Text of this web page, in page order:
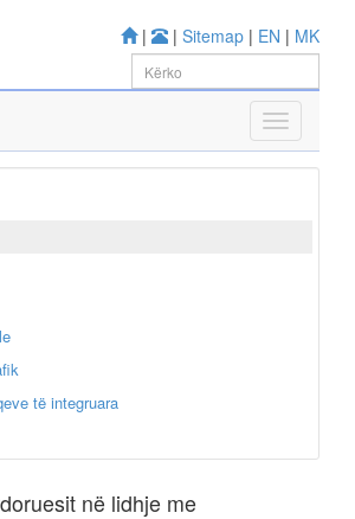
| | Sitemap | EN | MK
të integruara
në lidhje me